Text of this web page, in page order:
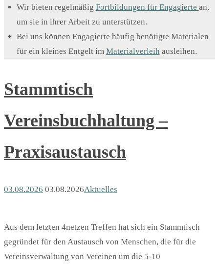
Wir bieten regelmäßig Fortbildungen für Engagierte an,
um sie in ihrer Arbeit zu unterstützen.
Bei uns können Engagierte häufig benötigte Materialen
für ein kleines Entgelt im Materialverleih ausleihen.
Stammtisch
Vereinsbuchhaltung –
Praxisaustausch
03.08.2026 03.08.2026Aktuelles
Aus dem letzten 4netzen Treffen hat sich ein Stammtisch
gegründet für den Austausch von Menschen, die für die
Vereinsverwaltung von Vereinen um die 5-10